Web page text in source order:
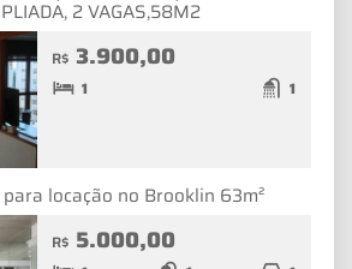
2 VAGAS,58M2
R$ 3.900,00
1 1
locação no Brooklin 63m²
R$ 5.000,00